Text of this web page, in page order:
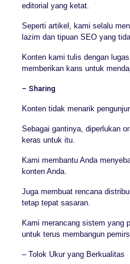
editorial yang ketat.
Seperti artikel, kami selalu
lazim dan tipuan SEO yang
Konten kami tulis dengan
memberikan kans untuk
– Sharing
Konten tidak menarik
Sebagai gantinya, diperlukan
keras untuk itu.
Kami membantu Anda
konten Anda.
Juga membuat rencana
tetap tepat sasaran.
Kami merancang sistem yang
untuk terus membangun
– Tolok Ukur yang Berkualitas